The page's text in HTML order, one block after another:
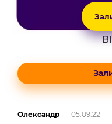
Олександр
05.09.22